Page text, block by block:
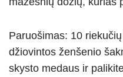
Paruošimas: 10
džiovintos ženšenio
skysto medaus ir